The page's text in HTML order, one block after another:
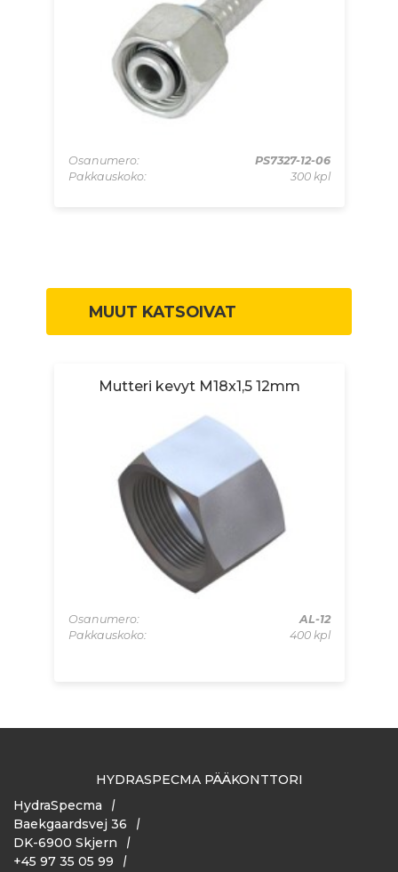
Osanumero:
PS7327-12-06
Pakkauskoko:
300 kpl
MUUT KATSOIVAT
Mutteri kevyt M18x1,5 12mm
Osanumero:
AL-12
Pakkauskoko:
400 kpl
HYDRASPECMA PÄÄKONTTORI
HydraSpecma
Baekgaardsvej 36
DK-6900 Skjern
+45 97 35 05 99